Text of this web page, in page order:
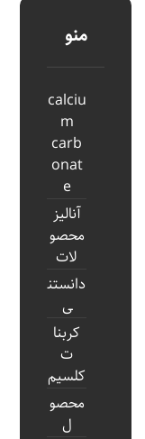
منو
calciu
m
carb
onat
e
آنالیز
محصو
لات
دانستن
ی
کربنا
ت
کلسیم
محصو
ل